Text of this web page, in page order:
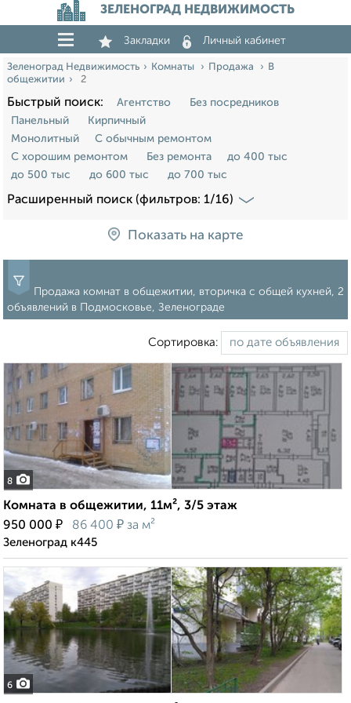
ЗЕЛЕНОГРАД НЕДВИЖИМОСТЬ
Закладки Личный кабинет
Зеленоград Недвижимость Комнаты Продажа
В
общежитии
2
Быстрый поиск: Агентство
Без посредников
Панельный
Кирпичный
Монолитный
С обычным ремонтом
С хорошим ремонтом
Без ремонта
до 400 тыс
до 500 тыс
до 600 тыс до 700 тыс
Расширенный поиск (фильтров: 1/16)
Показать на карте
Продажа комнат в общежитии, вторичка с общей кухней, 2
объявлений в Подмосковье, Зеленограде
Сортировка:
8
Комната в общежитии, 11м², 3/5 этаж
950 000 ₽ 86 400 ₽ за м²
Зеленоград к445
6